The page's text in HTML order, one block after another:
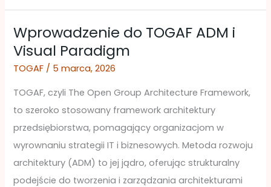
Wprowadzenie do TOGAF ADM i
Visual Paradigm
TOGAF / 5 marca, 2026
TOGAF, czyli The Open Group Architecture Framework,
to szeroko stosowany framework architektury
przedsiębiorstwa, pomagający organizacjom w
wyrownaniu strategii IT i biznesowych. Metoda rozwoju
architektury (ADM) to jej jądro, oferując strukturalny
podejście do tworzenia i zarządzania architekturami
Wprowadzenie
do
TOGAF
Paradigm